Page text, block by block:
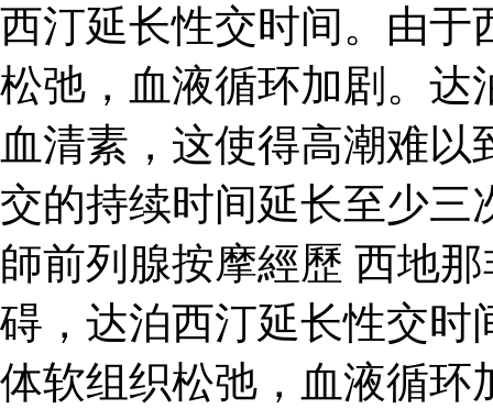
西汀延长性交时间。由于
松弛，血液循环加剧。达
血清素，这使得高潮难
交的持续时间延长至少三
師前列腺按摩經歷 西地
碍，达泊西汀延长性交时
体软组织松弛，血液循环